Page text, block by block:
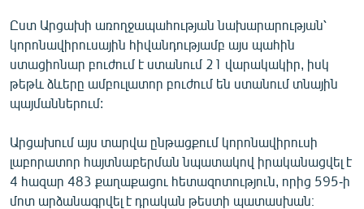
ՁԳՏԵԼՈՎ ԼԱՎԱԳՈՒՅՆԻՆ
ՓՈԴՔԱՍԹ
Հայերեն
English
Русский
Ըստ Արցախի առողջապահության նախարարության՝
կորոնավիրուսային հիվանդությամբ այս պահին
ստացիոնար բուժում է ստանում 21 վարակակիր, իսկ
թեթև ձևերը ամբուլատոր բուժում են ստանում տնային
պայմաններում:
Արցախում այս տարվա ընթացքում կորոնավիրուսի
լաբորատոր հայտնաբերման նպատակով իրականացվել է
4 հազար 483 քաղաքացու հետազոտություն, որից 595-ի
մոտ արձանագրվել է դրական թեստի պատասխան։